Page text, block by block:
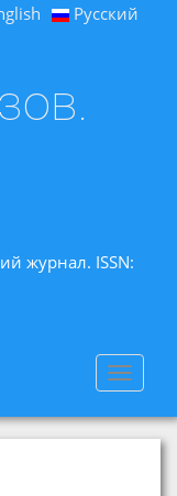
Русский
журнал. ISSN:
Toggle